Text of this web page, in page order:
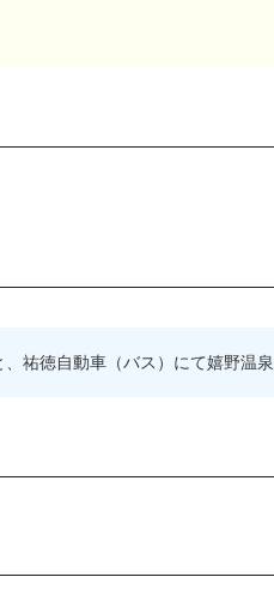
祐徳自動車（バス）にて嬉野温泉